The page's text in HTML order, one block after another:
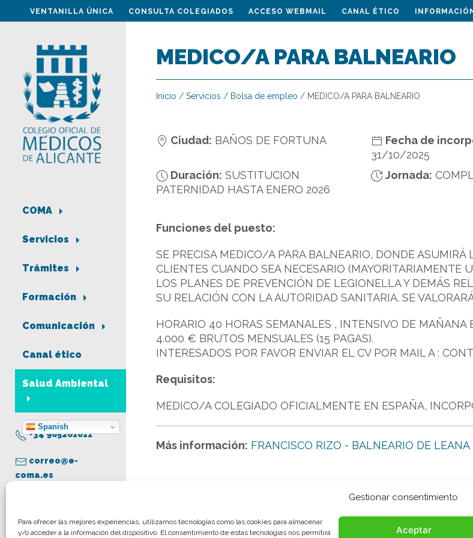
Gestionar consentimiento
Para ofrecer las mejores experiencias, utilizamos tecnologías como las cookies para almacenar
y/o acceder a la información del dispositivo. El consentimiento de estas tecnologías nos permitirá
Aceptar
VENTANILLA ÚNICA CONSULTA COLEGIADOS ACCESO WEBMAIL CANAL ÉTICO
COMA
Servicios
Trámites
Formación
Comunicación
Canal ético
Salud Ambiental
Spanish
+34 965261011
correo@e-
coma.es
Aviso legal
MEDICO/A PARA BALNEARIO
Inicio / Servicios / Bolsa de empleo / MEDICO/A PARA BALNEARIO
Ciudad: BAÑOS DE FORTUNA
Fecha de
31/10/2025
Duración: SUSTITUCION
PATERNIDAD HASTA ENERO 2026
Jornada:
Funciones del puesto:
SE PRECISA MEDICO/A PARA BALNEARIO, DONDE
CLIENTES CUANDO SEA NECESARIO (MAYORITARIAMENTE
LOS PLANES DE PREVENCIÓN DE LEGIONELLA Y DEMÁS
SU RELACIÓN CON LA AUTORIDAD SANITARIA. SE
HORARIO 40 HORAS SEMANALES , INTENSIVO DE MAÑANA
4.000 € BRUTOS MENSUALES (15 PAGAS).
INTERESADOS POR FAVOR ENVIAR EL CV POR MAIL A :
Requisitos:
MEDICO/A COLEGIADO OFICIALMENTE EN ESPAÑA,
Más información: FRANCISCO RIZO - BALNEARIO DE LEANA